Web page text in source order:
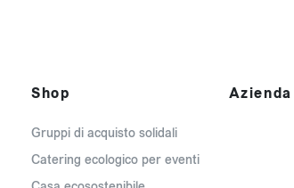
Shop
Gruppi di acquisto solidali
Catering ecologico per eventi
Azienda